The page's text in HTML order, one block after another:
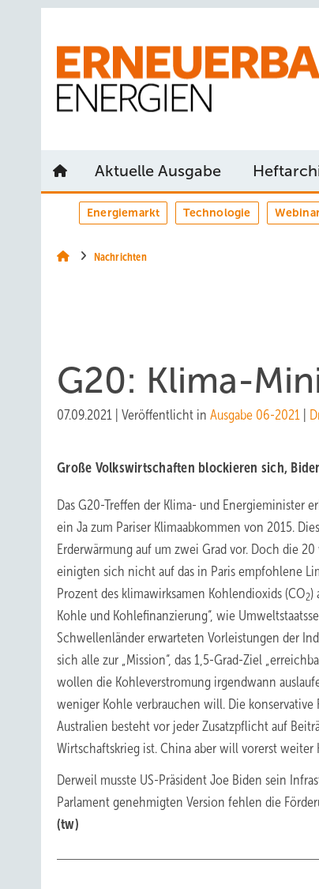
Aktuelle Ausgabe
Energiemarkt Technologie
Nachrichten
G20: Klima-
07.09.2021 Veröffentlicht in Ausgabe 06-2021
Große Volkswirtschaften blockieren sich,
Das G20-Treffen der Klima- und Energieminister
ein Ja zum Pariser Klimaabkommen von 2015.
Erderwärmung auf um zwei Grad vor. Doch die
einigten sich nicht auf das in Paris empfohlene
Prozent des klimawirksamen Kohlendioxids (CO2)
Kohle und Kohlefinanzierung“, wie
Schwellenländer erwarteten Vorleistungen der
sich alle zur „Mission“, das 1,5-Grad-Ziel
wollen die Kohleverstromung irgendwann
weniger Kohle verbrauchen will. Die konservative
Australien besteht vor jeder Zusatzpflicht auf
Wirtschaftskrieg ist. China aber will vorerst
Derweil musste US-Präsident Joe Biden sein
Parlament genehmigten Version fehlen die
(tw)